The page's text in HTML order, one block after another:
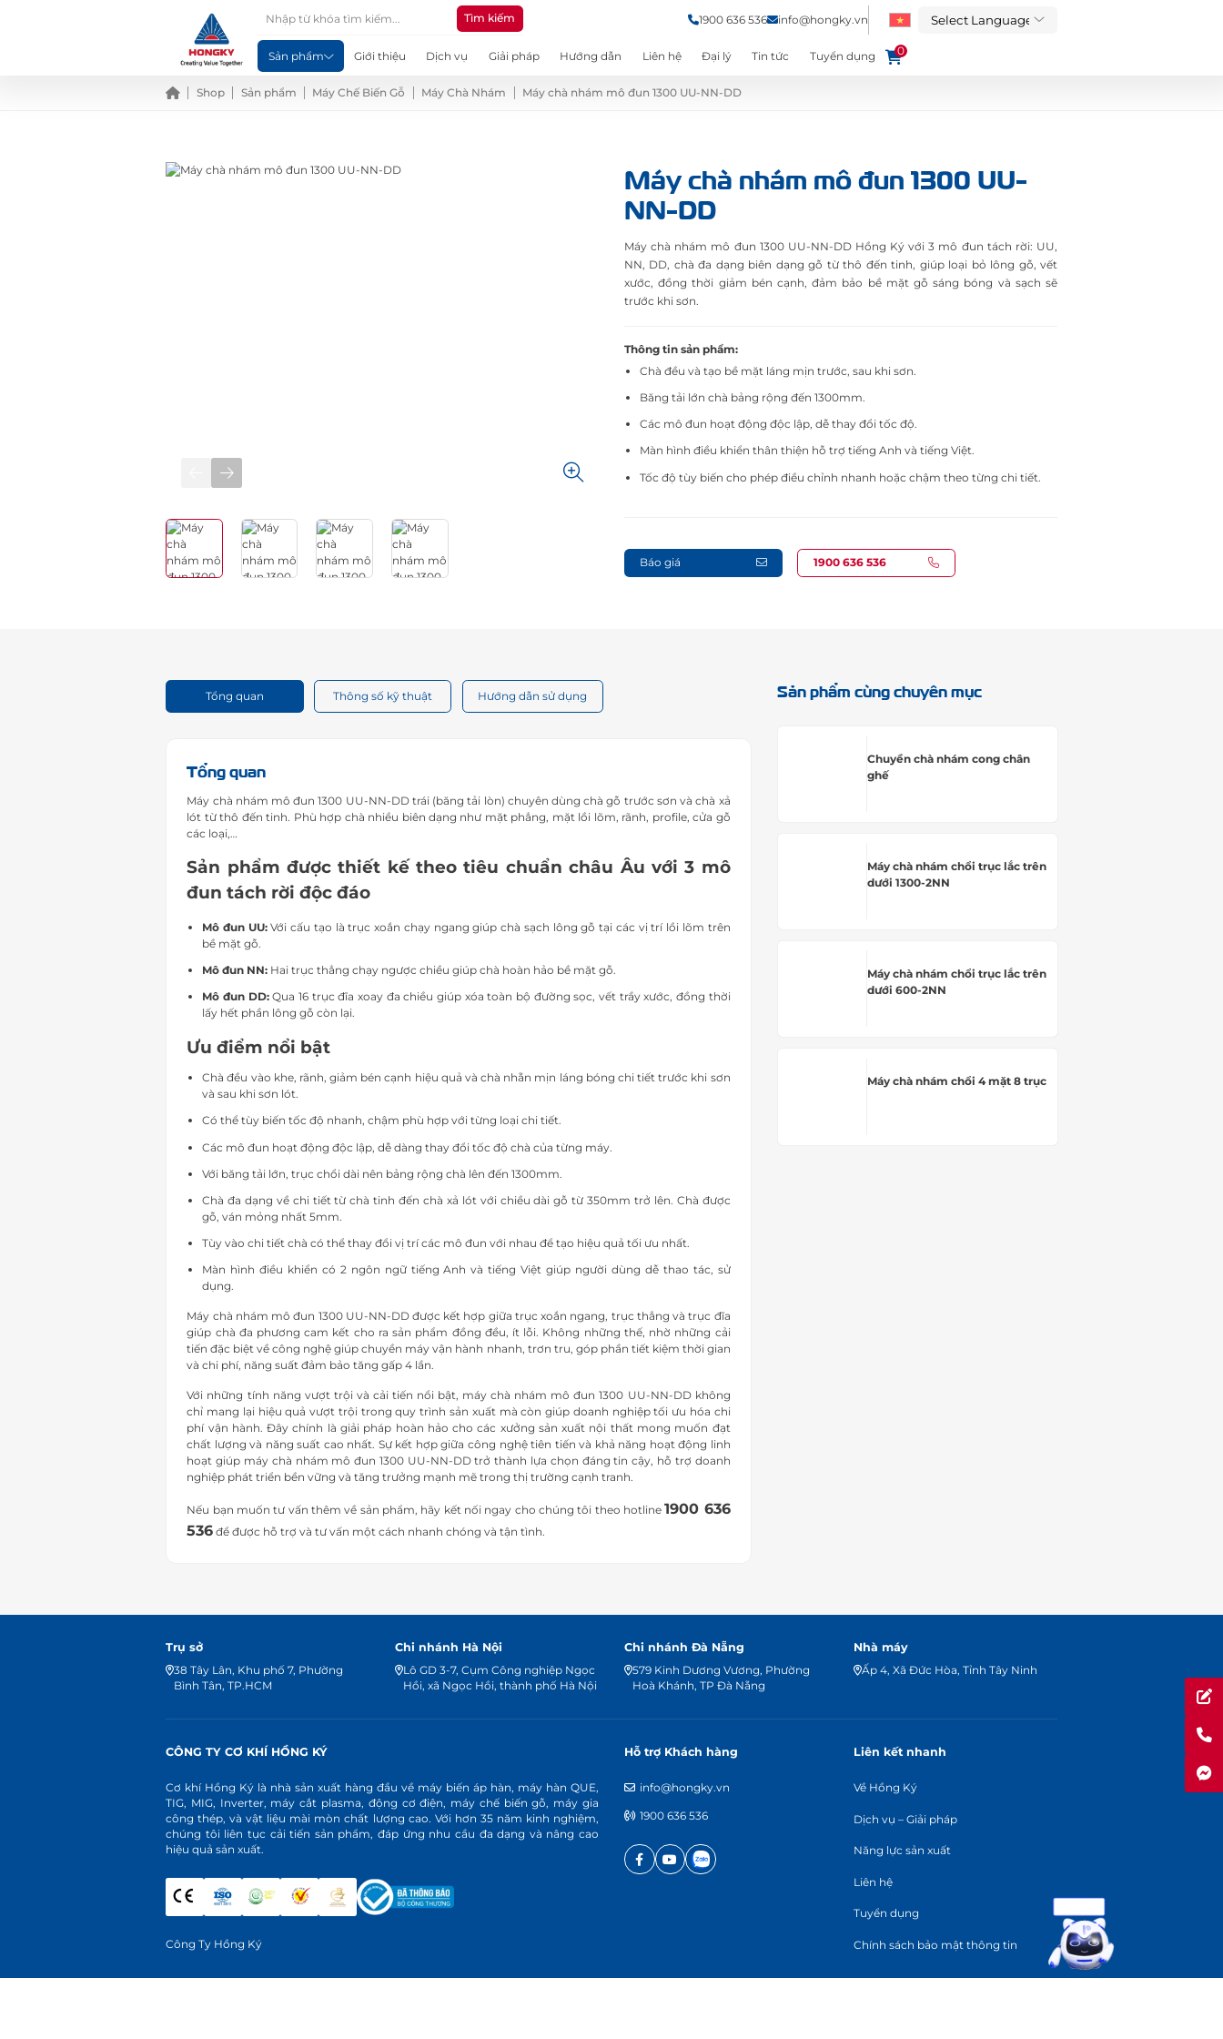
Tìm kiếm 1900 636 536 info@hongky.vn
Sản phẩm Giới thiệu Dịch vụ Giải pháp Hướng dẫn Liên hệ Đại lý Tin tức Tuyển dụng 0
Shop Sản phẩm Máy Chế Biến Gỗ Máy Chà Nhám Máy chà nhám mô đun 1300 UU-NN-DD
Máy chà nhám mô đun 1300 UU-
NN-DD
Máy chà nhám mô đun 1300 UU-NN-DD Hồng Ký với 3 mô đun tách rời: UU,
NN, DD, chà đa dạng biên dạng gỗ từ thô đến tinh, giúp loại bỏ lông gỗ, vết
xước, đồng thời giảm bén cạnh, đảm bảo bề mặt gỗ sáng bóng và sạch sẽ
trước khi sơn.
Thông tin sản phẩm:
Chà đều và tạo bề mặt láng mịn trước, sau khi sơn.
Băng tải lớn chà bảng rộng đến 1300mm.
Các mô đun hoạt động độc lập, dễ thay đổi tốc độ.
Màn hình điều khiển thân thiện hỗ trợ tiếng Anh và tiếng Việt.
Tốc độ tùy biến cho phép điều chỉnh nhanh hoặc chậm theo từng chi tiết.
Báo giá 1900 636 536
Tổng quan Thông số kỹ thuật Hướng dẫn sử dụng
Tổng quan
Máy chà nhám mô đun 1300 UU-NN-DD trái (băng tải lòn) chuyên dùng chà gỗ trước sơn và chà xả
lót từ thô đến tinh. Phù hợp chà nhiều biên dạng như mặt phẳng, mặt lồi lõm, rãnh, profile, cửa gỗ
các loại,…
Sản phẩm được thiết kế theo tiêu chuẩn châu Âu với 3 mô
đun tách rời độc đáo
Mô đun UU:Với cấu tạo là trục xoắn chạy ngang giúp chà sạch lông gỗ tại các vị trí lồi lõm trên
bề mặt gỗ.
Mô đun NN: Hai trục thẳng chạy ngược chiều giúp chà hoàn hảo bề mặt gỗ.
Mô đun DD:Qua 16 trục đĩa xoay đa chiều giúp xóa toàn bộ đường sọc, vết trầy xước, đồng thời
lấy hết phần lông gỗ còn lại.
Ưu điểm nổi bật
Chà đều vào khe, rãnh, giảm bén cạnh hiệu quả và chà nhẵn mịn láng bóng chi tiết trước khi sơn
và sau khi sơn lót.
Có thể tùy biến tốc độ nhanh, chậm phù hợp với từng loại chi tiết.
Các mô đun hoạt động độc lập, dễ dàng thay đổi tốc độ chà của từng máy.
Với băng tải lớn, trục chổi dài nên bảng rộng chà lên đến 1300mm.
Chà đa dạng về chi tiết từ chà tinh đến chà xả lót với chiều dài gỗ từ 350mm trở lên. Chà được
gỗ, ván mỏng nhất 5mm.
Tùy vào chi tiết chà có thể thay đổi vị trí các mô đun với nhau để tạo hiệu quả tối ưu nhất.
Màn hình điều khiển có 2 ngôn ngữ tiếng Anh và tiếng Việt giúp người dùng dễ thao tác, sử
dụng.
Máy chà nhám mô đun 1300 UU-NN-DD được kết hợp giữa trục xoắn ngang, trục thẳng và trục đĩa
giúp chà đa phương cam kết cho ra sản phẩm đồng đều, ít lỗi. Không những thế, nhờ những cải
tiến đặc biệt về công nghệ giúp chuyền máy vận hành nhanh, trơn tru, góp phần tiết kiệm thời gian
và chi phí, năng suất đảm bảo tăng gấp 4 lần.
Với những tính năng vượt trội và cải tiến nổi bật, máy chà nhám mô đun 1300 UU-NN-DD không
chỉ mang lại hiệu quả vượt trội trong quy trình sản xuất mà còn giúp doanh nghiệp tối ưu hóa chi
phí vận hành. Đây chính là giải pháp hoàn hảo cho các xưởng sản xuất nội thất mong muốn đạt
chất lượng và năng suất cao nhất. Sự kết hợp giữa công nghệ tiên tiến và khả năng hoạt động linh
hoạt giúp máy chà nhám mô đun 1300 UU-NN-DD trở thành lựa chọn đáng tin cậy, hỗ trợ doanh
nghiệp phát triển bền vững và tăng trưởng mạnh mẽ trong thị trường cạnh tranh.
Nếu bạn muốn tư vấn thêm về sản phẩm, hãy kết nối ngay cho chúng tôi theo hotline1900 636
536 để được hỗ trợ và tư vấn một cách nhanh chóng và tận tình.
Sản phẩm cùng chuyên mục
Chuyền chà nhám cong chân
ghế
Máy chà nhám chổi trục lắc trên
dưới 1300-2NN
Máy chà nhám chổi trục lắc trên
dưới 600-2NN
Máy chà nhám chổi 4 mặt 8 trục
Trụ sở
38 Tây Lân, Khu phố 7, Phường
Bình Tân, TP.HCM
Chi nhánh Hà Nội
Lô GD 3-7, Cụm Công nghiệp Ngọc
Hồi, xã Ngọc Hồi, thành phố Hà Nội
Chi nhánh Đà Nẵng
579 Kinh Dương Vương, Phường
Hoà Khánh, TP Đà Nẵng
Nhà máy
Ấp 4, Xã Đức Hòa, Tỉnh Tây Ninh
CÔNG TY CƠ KHÍ HỒNG KÝ
Cơ khí Hồng Ký là nhà sản xuất hàng đầu về máy biến áp hàn, máy hàn QUE,
TIG, MIG, Inverter, máy cắt plasma, động cơ điện, máy chế biến gỗ, máy gia
công thép, và vật liệu mài mòn chất lượng cao. Với hơn 35 năm kinh nghiệm,
chúng tôi liên tục cải tiến sản phẩm, đáp ứng nhu cầu đa dạng và nâng cao
hiệu quả sản xuất.
Công Ty Hồng Ký
Hỗ trợ Khách hàng
info@hongky.vn
1900 636 536
Liên kết nhanh
Về Hồng Ký
Dịch vụ – Giải pháp
Năng lực sản xuất
Liên hệ
Tuyển dụng
Chính sách bảo mật thông tin